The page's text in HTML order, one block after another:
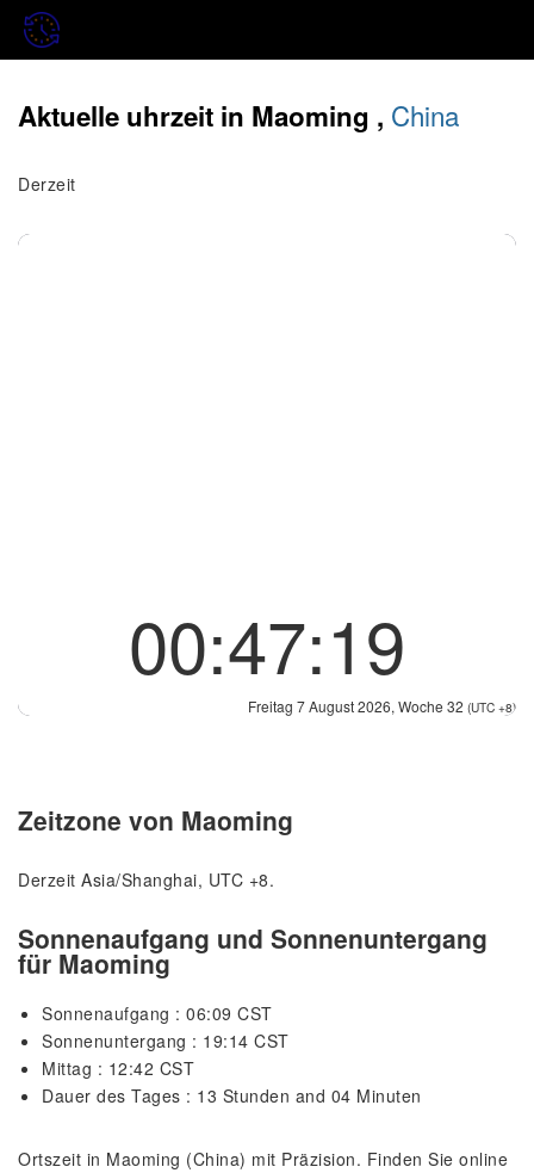
Aktuelle uhrzeit in Maoming , China
Derzeit
00:47:20
Freitag 7 August 2026, Woche 32 (UTC +8)
Zeitzone von Maoming
Derzeit Asia/Shanghai, UTC +8.
Sonnenaufgang und Sonnenuntergang
für Maoming
Sonnenaufgang : 06:09 CST
Sonnenuntergang : 19:14 CST
Mittag : 12:42 CST
Dauer des Tages : 13 Stunden and 04 Minuten
Ortszeit in Maoming (China) mit Präzision. Finden Sie online